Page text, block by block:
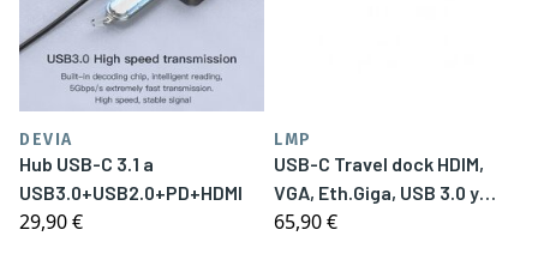
DEVIA
Hub USB-C 3.1 a
USB3.0+USB2.0+PD+HDMI
29,90 €
LMP
USB-C Travel dock HDIM,
VGA, Eth.Giga, USB 3.0 y
USB-C aluminio plata
65,90 €